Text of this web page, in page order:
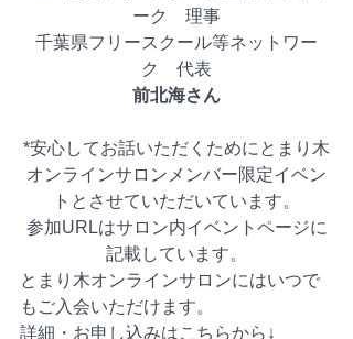
ーク　理事
千葉県フリースクール等ネットワー
ク　代表
前北海さん
*安心してお話いただくためにとまり木
オンラインサロンメンバー限定イベン
トとさせていただいています。
参加URLはサロン内イベントページに
記載しています。
とまり木オンラインサロンにはいつで
もご入会いただけます。
詳細・お申し込みはこちらから↓